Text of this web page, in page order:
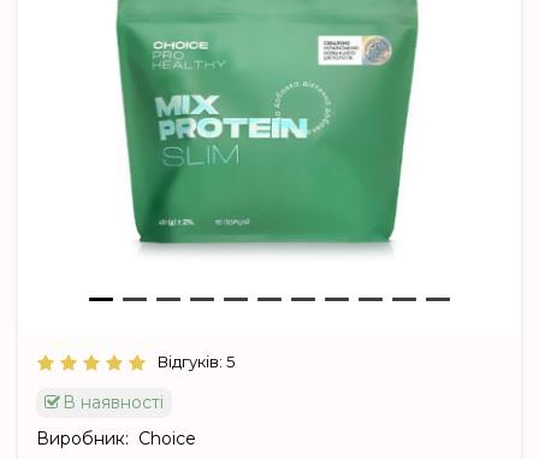
Відгуків: 5
В наявності
Виробник: Choice